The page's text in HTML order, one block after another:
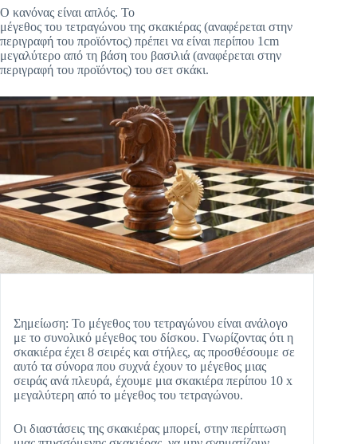
Ο κανόνας είναι απλός. Το
μέγεθος του τετραγώνου της σκακιέρας (αναφέρεται στην
περιγραφή του προϊόντος) πρέπει να είναι περίπου 1cm
μεγαλύτερο από τη βάση του βασιλιά (αναφέρεται στην
περιγραφή του προϊόντος) του σετ σκάκι.
Σημείωση: Το μέγεθος του τετραγώνου είναι ανάλογο
με το συνολικό μέγεθος του δίσκου. Γνωρίζοντας ότι η
σκακιέρα έχει 8 σειρές και στήλες, ας προσθέσουμε σε
αυτό τα σύνορα που συχνά έχουν το μέγεθος μιας
σειράς ανά πλευρά, έχουμε μια σκακιέρα περίπου 10 x
μεγαλύτερη από το μέγεθος του τετραγώνου.
Οι διαστάσεις της σκακιέρας μπορεί, στην περίπτωση